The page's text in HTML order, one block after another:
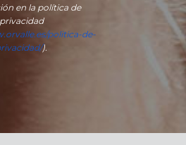
en la política de
privacidad
politica-de-
).